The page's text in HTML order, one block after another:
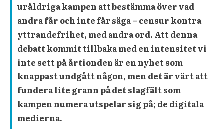
uråldriga kampen att bestämma över vad
andra får och inte får säga – censur kontra
yttrandefrihet, med andra ord. Att denna
debatt kommit tillbaka med en intensitet vi
inte sett på årtionden är en nyhet som
knappast undgått någon, men det är värt att
fundera lite grann på det slagfält som
kampen numera utspelar sig på; de digitala
medierna.